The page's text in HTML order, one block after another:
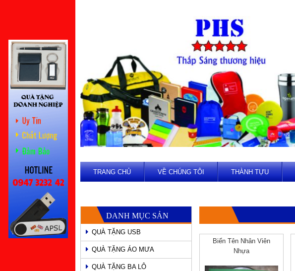
TRANG CHỦ VỀ CHÚNG TÔI THÀNH TỰU
Biển Tên Nhân Viên
Nhựa
DANH MỤC SẢN
PHẨM
QUÀ TẶNG USB
QUÀ TẶNG ÁO MƯA
QUÀ TẶNG BA LÔ